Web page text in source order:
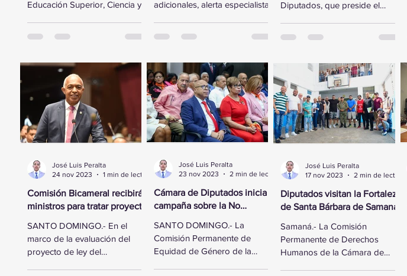
Educación Superior, Ciencia y
adicionales, alerta especialista”
Diputados, que preside el
Comisión Bicameral recibirá
ministros para tratar proyecto
General del Estado
SANTO DOMINGO.- En el
marco de la evaluación del
proyecto de ley del
José Luis Peralta
24 nov 2023
Cámara de Diputados inicia
campaña sobre la No
SANTO DOMINGO.- La
Comisión Permanente de
Equidad de Género de la
José Luis Peralta
23 nov 2023
Diputados visitan la Fortaleza
de Santa Bárbara de Samaná
Samaná.- La Comisión
Permanente de Derechos
Humanos de la Cámara de
José Luis Peralta
17 nov 2023